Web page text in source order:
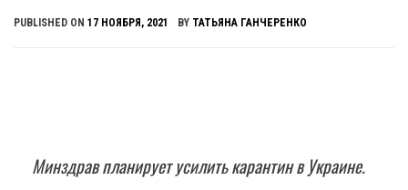
PUBLISHED ON 17 НОЯБРЯ, 2021 BY ТАТЬЯНА ГАНЧЕРЕНКО
Минздрав планирует усилить карантин в Украине.